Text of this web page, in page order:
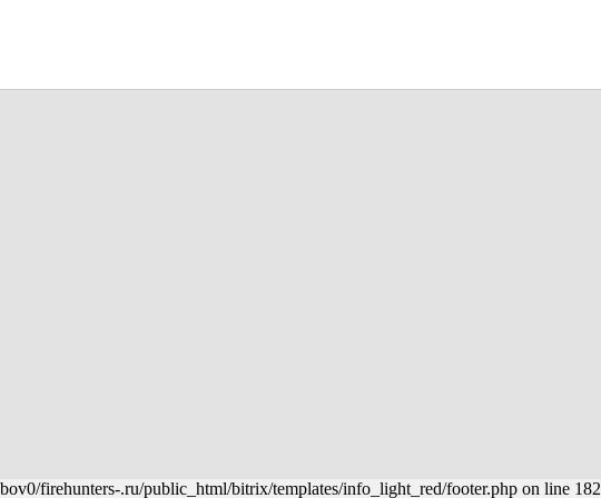
firehunters-.ru/public_html/bitrix/templates/info_light_red/footer.php on line 182